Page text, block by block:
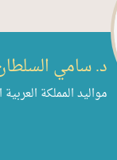
د. سامي
مواليد المملكة